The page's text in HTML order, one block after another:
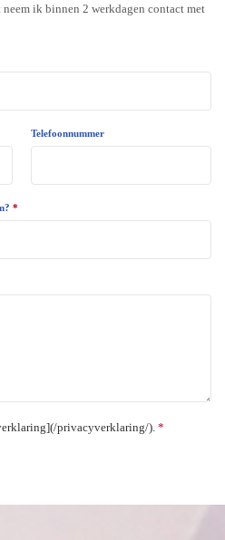
ik binnen 2 werkdagen contact met
Telefoonnummer
*
privacyverklaring/). *